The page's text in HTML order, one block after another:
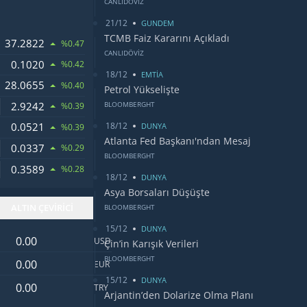
37.2822 %0.47
0.1020 %0.42
28.0655 %0.40
2.9242 %0.39
0.0521 %0.39
0.0337 %0.29
0.3589 %0.28
Dolar değeri USD
Euro değeri EUR
Türk Lirası değeri
TRY
21/12 GUNDEM
TCMB Faiz Kararını Açıkladı
CANLIDÖVİZ
18/12 EMTİA
Petrol Yükselişte
BLOOMBERGHT
18/12 DUNYA
Atlanta Fed Başkanı'ndan Mesaj
BLOOMBERGHT
18/12 DUNYA
Asya Borsaları Düşüşte
BLOOMBERGHT
15/12 DUNYA
Çin’in Karışık Verileri
BLOOMBERGHT
15/12 DUNYA
Arjantin’den Dolarize Olma Planı